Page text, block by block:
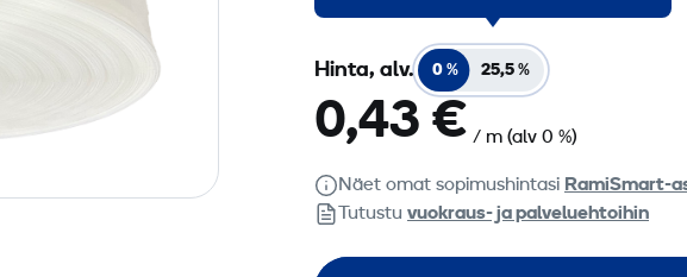
Hinta, alv. 0 % 25,5 %
0,43 € / m (alv 0 %)
Näet omat sopimushintasi RamiSmart-
Tutustu vuokraus- ja palveluehtoihin